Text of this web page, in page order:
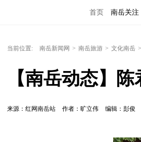
首页 南岳关注
当前位置: 南岳新闻网 > 南岳旅游 > 文化南岳 >
【南岳动态】
来源：红网南岳站 作者：旷立伟 编辑：彭俊